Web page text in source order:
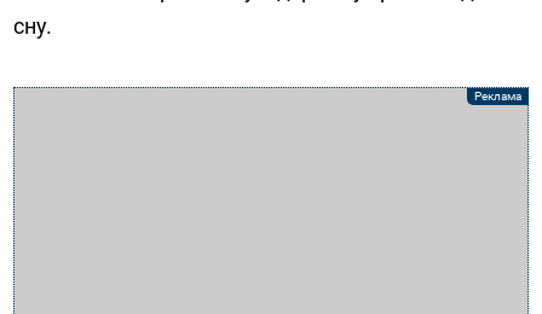
сну.